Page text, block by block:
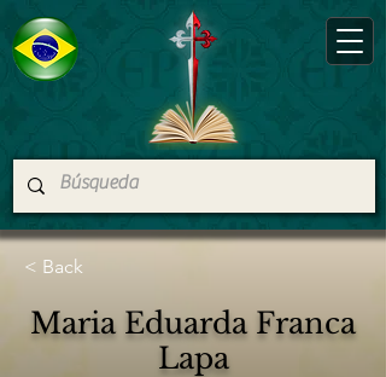
< Back
Maria Eduarda Franca
Lapa